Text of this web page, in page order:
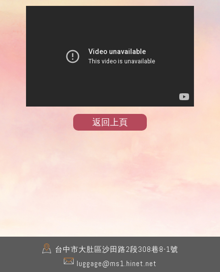
返回上頁
台中市大肚區沙田路2段308巷8-1號
luggage@ms1.hinet.net